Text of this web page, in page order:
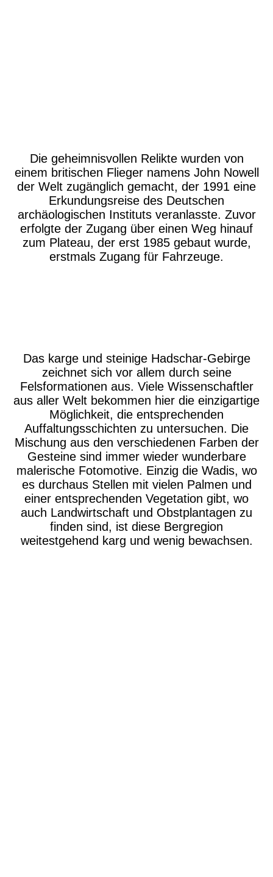
Die geheimnisvollen Relikte wurden von
einem britischen Flieger namens John Nowell
der Welt zugänglich gemacht, der 1991 eine
Erkundungsreise des Deutschen
archäologischen Instituts veranlasste. Zuvor
erfolgte der Zugang über einen Weg hinauf
zum Plateau, der erst 1985 gebaut wurde,
erstmals Zugang für Fahrzeuge.
Das karge und steinige Hadschar-Gebirge
zeichnet sich vor allem durch seine
Felsformationen aus. Viele Wissenschaftler
aus aller Welt bekommen hier die einzigartige
Möglichkeit, die entsprechenden
Auffaltungsschichten zu untersuchen. Die
Mischung aus den verschiedenen Farben der
Gesteine sind immer wieder wunderbare
malerische Fotomotive. Einzig die Wadis, wo
es durchaus Stellen mit vielen Palmen und
einer entsprechenden Vegetation gibt, wo
auch Landwirtschaft und Obstplantagen zu
finden sind, ist diese Bergregion
weitestgehend karg und wenig bewachsen.